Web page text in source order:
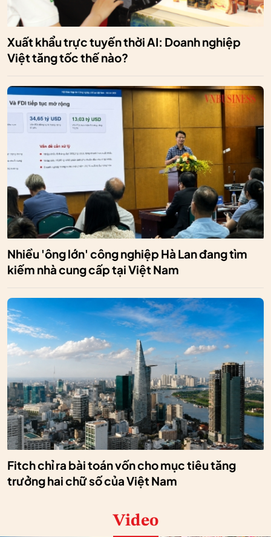
Xuất khẩu trực tuyến thời AI: Doanh nghiệp
Việt tăng tốc thế nào?
Nhiều 'ông lớn' công nghiệp Hà Lan đang tìm
kiếm nhà cung cấp tại Việt Nam
Fitch chỉ ra bài toán vốn cho mục tiêu tăng
trưởng hai chữ số của Việt Nam
Video